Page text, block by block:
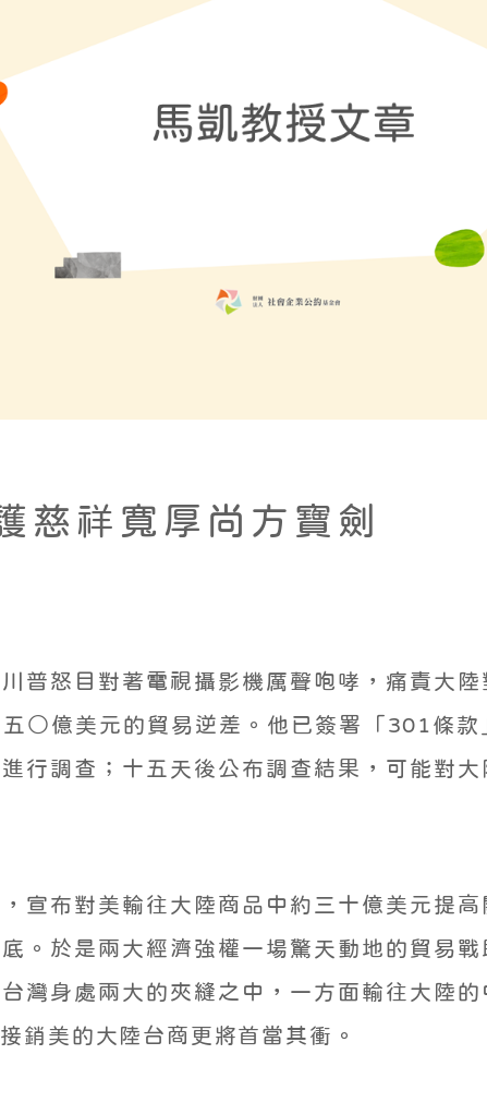
慈祥寬厚尚方寶劍
川普怒目對著電視攝影機厲聲咆哮，痛責大
○億美元的貿易逆差。他已簽署「301條款
行調查；十五天後公布調查結果，可能對
宣布對美輸往大陸商品中約三十億美元提
。於是兩大經濟強權一場驚天動地的貿易
灣身處兩大的夾縫之中，一方面輸往大陸
銷美的大陸台商更將首當其衝。